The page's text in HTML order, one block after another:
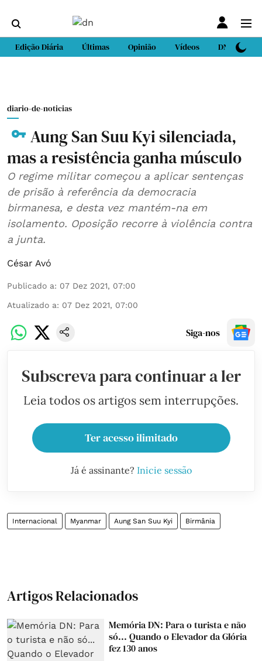
Edição Diária Últimas Opinião Vídeos DN Sport
diario-de-noticias
Aung San Suu Kyi silenciada,
mas a resistência ganha músculo
O regime militar começou a aplicar sentenças
de prisão à referência da democracia
birmanesa, e desta vez mantém-na em
isolamento. Oposição recorre à violência contra
a junta.
César Avó
Publicado a: 07 Dez 2021, 07:00
Atualizado a: 07 Dez 2021, 07:00
Siga-nos
Subscreva para continuar a ler
Leia todos os artigos sem interrupções.
Ter acesso ilimitado
Já é assinante? Inicie sessão
Internacional Myanmar Aung San Suu Kyi Birmânia
Artigos Relacionados
Memória DN: Para o turista e não
só... Quando o Elevador da Glória
fez 130 anos